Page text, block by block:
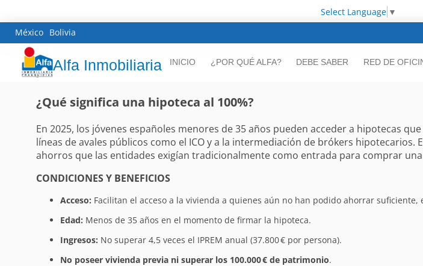
Select Language ▼
México Bolivia
Alfa Inmobiliaria INICIO ¿POR QUÉ ALFA? DEBE SABER RED DE
¿Qué significa una hipoteca al 100%?
En 2025, los jóvenes españoles menores de 35 años pueden acceder a hipotecas
líneas de avales públicos como el ICO y a la intermediación de brókers hipotecarios.
ahorros que las entidades exigían tradicionalmente como entrada para comprar
CONDICIONES Y BENEFICIOS
Acceso: Facilitan el acceso a la vivienda a quienes aún no han podido ahorrar
Edad: Menos de 35 años en el momento de firmar la hipoteca.
Ingresos: No superar 4,5 veces el IPREM anual (37.800 € por persona).
No poseer vivienda previa ni superar los 100.000 € de patrimonio.